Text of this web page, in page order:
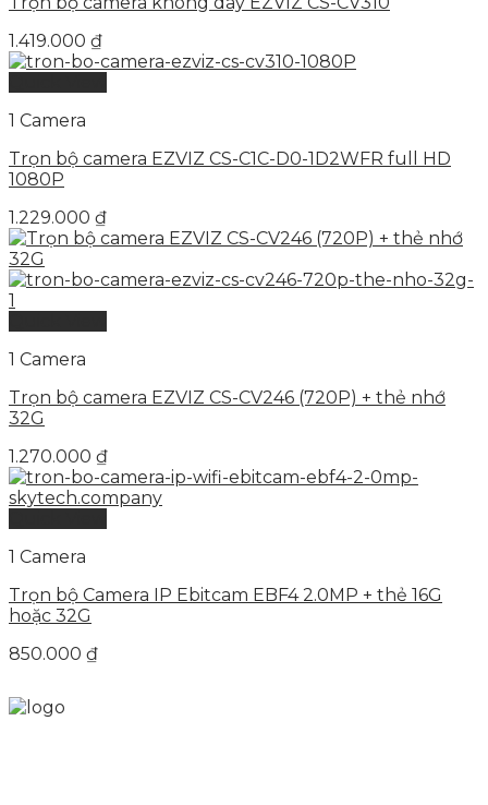
1.419.000 ₫
1 Camera
Trọn bộ camera EZVIZ CS-C1C-D0-1D2WFR full HD
1080P
1.229.000 ₫
1 Camera
Trọn bộ camera EZVIZ CS-CV246 (720P) + thẻ nhớ
32G
1.270.000 ₫
1 Camera
Trọn bộ Camera IP Ebitcam EBF4 2.0MP + thẻ 16G
hoặc 32G
850.000 ₫